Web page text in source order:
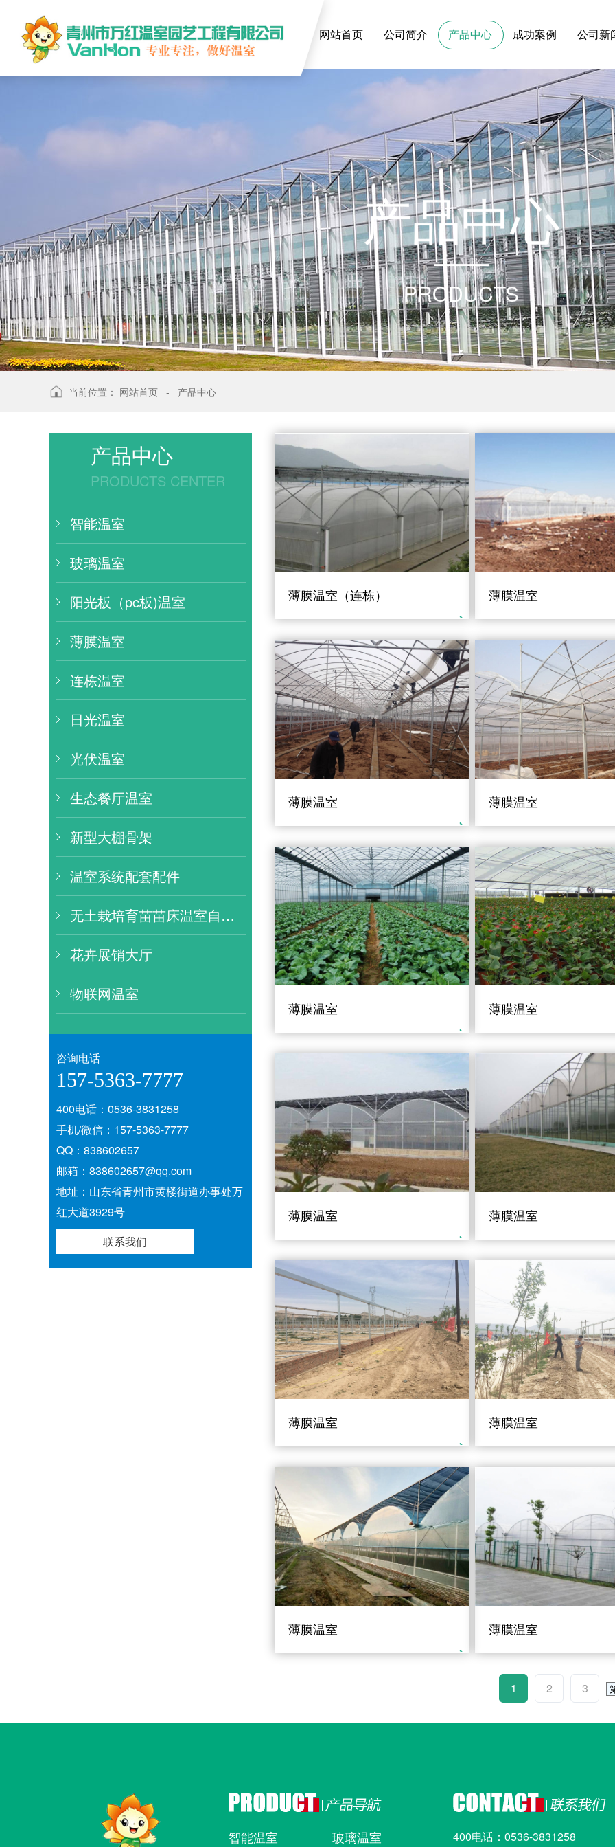
网站首页 公司简介 产品中心 成功案例 公司新
产品中心
PRODUCTS
当前位置： 网站首页 - 产品中心
产品中心
PRODUCTS CENTER
智能温室
玻璃温室
阳光板（pc板)温室
薄膜温室
连栋温室
日光温室
光伏温室
生态餐厅温室
新型大棚骨架
温室系统配套配件
无土栽培育苗苗床温室自动化
花卉展销大厅
物联网温室
咨询电话
157-5363-7777
400电话：0536-3831258
手机/微信：157-5363-7777
QQ：838602657
邮箱：838602657@qq.com
地址：山东省青州市黄楼街道办事处万
红大道3929号
联系我们
薄膜温室（连栋） 薄膜温室
薄膜温室 薄膜温室
薄膜温室 薄膜温室
薄膜温室 薄膜温室
薄膜温室 薄膜温室
薄膜温室 薄膜温室
1 2 3
智能温室 玻璃温室 400电话：0536-3831258